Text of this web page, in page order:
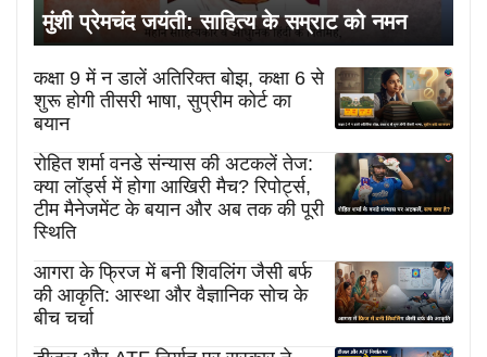
मुंशी प्रेमचंद जयंती: साहित्य के सम्राट को नमन
कक्षा 9 में न डालें अतिरिक्त बोझ, कक्षा 6 से
शुरू होगी तीसरी भाषा, सुप्रीम कोर्ट का
बयान
रोहित शर्मा वनडे संन्यास की अटकलें तेज:
क्या लॉर्ड्स में होगा आखिरी मैच? रिपोर्ट्स,
टीम मैनेजमेंट के बयान और अब तक की पूरी
स्थिति
आगरा के फ्रिज में बनी शिवलिंग जैसी बर्फ
की आकृति: आस्था और वैज्ञानिक सोच के
बीच चर्चा